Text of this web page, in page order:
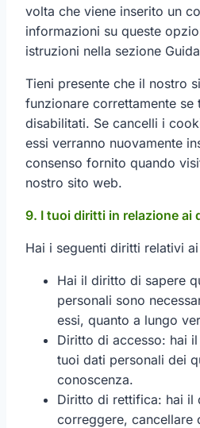
volta che viene inserito un
informazioni su queste
istruzioni nella sezione
Tieni presente che il nostro
funzionare correttamente
disabilitati. Se cancelli i
essi verranno nuovamente
consenso fornito quando
nostro sito web.
9. I tuoi diritti in relazione ai
Hai i seguenti diritti relativi
Hai il diritto di sapere
personali sono
essi, quanto a lungo
Diritto di accesso: hai
tuoi dati personali dei
conoscenza.
Diritto di rettifica: hai il
correggere, cancellare